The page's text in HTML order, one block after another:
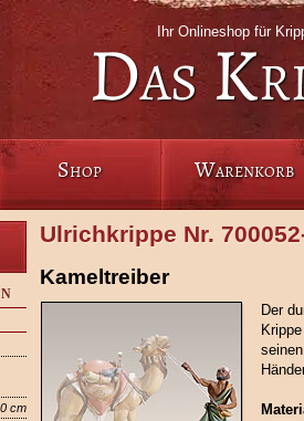
Ihr Onlineshop für
Das
Shop Warenkorb
cm
Ulrichkrippe Nr.
Kameltreiber
Der